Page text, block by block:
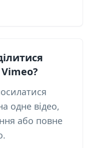
одне відео,
або повне